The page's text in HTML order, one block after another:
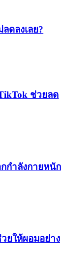
ดลงเลย?
ช่วยลด
กำลังกายหนัก
ยให้ผอมอย่าง